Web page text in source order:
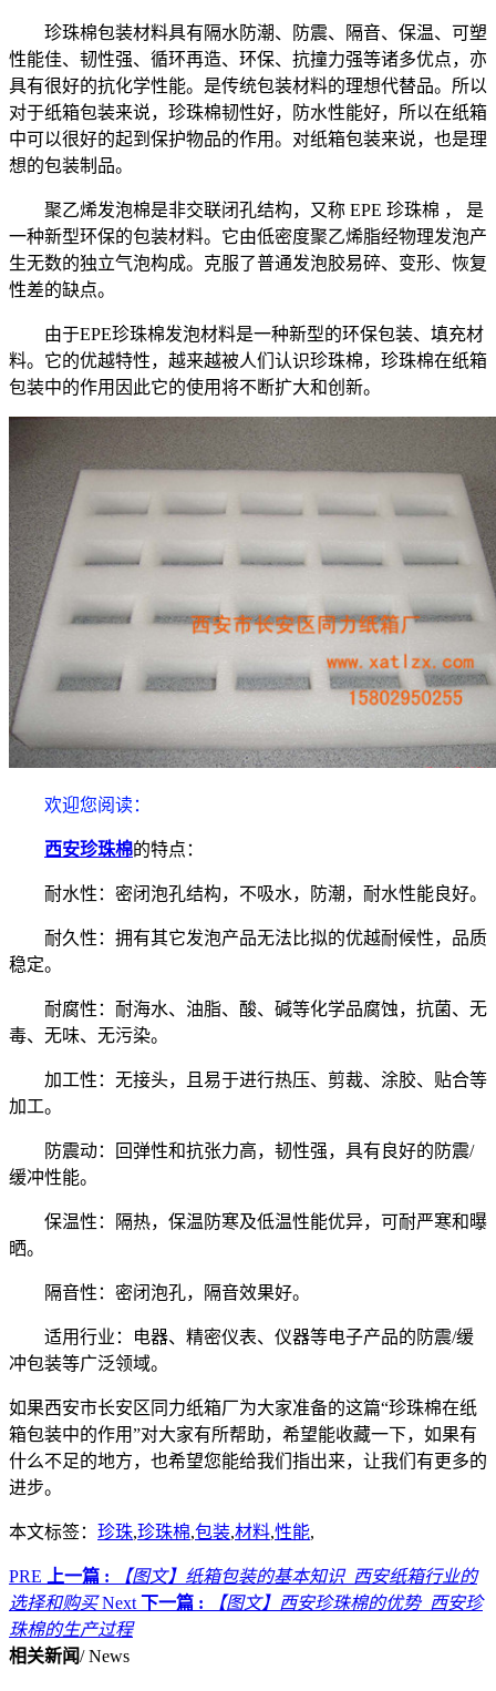
珍珠棉包装材料具有隔水防潮、防震、隔音、保温、可塑
性能佳、韧性强、循环再造、环保、抗撞力强等诸多优点，亦
具有很好的抗化学性能。是传统包装材料的理想代替品。所以
对于纸箱包装来说，珍珠棉韧性好，防水性能好，所以在纸箱
中可以很好的起到保护物品的作用。对纸箱包装来说，也是理
想的包装制品。
聚乙烯发泡棉是非交联闭孔结构，又称 EPE 珍珠棉 ， 是
一种新型环保的包装材料。它由低密度聚乙烯脂经物理发泡产
生无数的独立气泡构成。克服了普通发泡胶易碎、变形、恢复
性差的缺点。
由于EPE珍珠棉发泡材料是一种新型的环保包装、填充材
料。它的优越特性，越来越被人们认识珍珠棉，珍珠棉在纸箱
包装中的作用因此它的使用将不断扩大和创新。
欢迎您阅读：
西安珍珠棉的特点：
耐水性：密闭泡孔结构，不吸水，防潮，耐水性能良好。
耐久性：拥有其它发泡产品无法比拟的优越耐候性，品质
稳定。
耐腐性：耐海水、油脂、酸、碱等化学品腐蚀，抗菌、无
毒、无味、无污染。
加工性：无接头，且易于进行热压、剪裁、涂胶、贴合等
加工。
防震动：回弹性和抗张力高，韧性强，具有良好的防震/
缓冲性能。
保温性：隔热，保温防寒及低温性能优异，可耐严寒和曝
晒。
隔音性：密闭泡孔，隔音效果好。
适用行业：电器、精密仪表、仪器等电子产品的防震/缓
冲包装等广泛领域。
如果西安市长安区同力纸箱厂为大家准备的这篇“珍珠棉在纸
箱包装中的作用”对大家有所帮助，希望能收藏一下，如果有
什么不足的地方，也希望您能给我们指出来，让我们有更多的
进步。
本文标签： 珍珠,珍珠棉,包装,材料,性能,
PRE 上一篇 :
【图文】纸箱包装的基本知识_西安纸箱行业的
选择和购买 Next 下一篇 :
【图文】西安珍珠棉的优势_西安珍
珠棉的生产过程
相关新闻/ News